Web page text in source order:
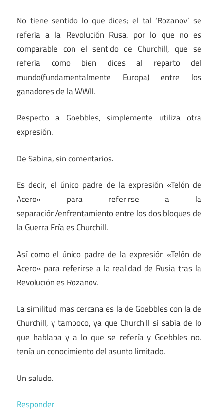
No tiene sentido lo que dices; el tal ‘Rozanov’ se
refería a la Revolución Rusa, por lo que no es
comparable con el sentido de Churchill, que se
refería como bien dices al reparto del
mundo(fundamentalmente Europa) entre los
ganadores de la WWII.
Respecto a Goebbles, simplemente utiliza otra
expresión.
De Sabina, sin comentarios.
Es decir, el único padre de la expresión «Telón de
Acero» para referirse a la
separación/enfrentamiento entre los dos bloques de
la Guerra Fría es Churchill.
Así como el único padre de la expresión «Telón de
Acero» para referirse a la realidad de Rusia tras la
Revolución es Rozanov.
La similitud mas cercana es la de Goebbles con la de
Churchill, y tampoco, ya que Churchill sí sabía de lo
que hablaba y a lo que se refería y Goebbles no,
tenía un conocimiento del asunto limitado.
Un saludo.
Responder